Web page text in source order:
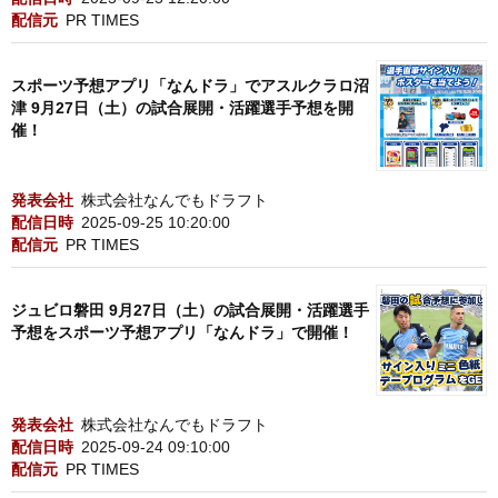
配信元 PR TIMES
スポーツ予想アプリ「なんドラ」でアスルクラロ沼
津 9月27日（土）の試合展開・活躍選手予想を開
催！
発表会社 株式会社なんでもドラフト
配信日時 2025-09-25 10:20:00
配信元 PR TIMES
ジュビロ磐田 9月27日（土）の試合展開・活躍選手
予想をスポーツ予想アプリ「なんドラ」で開催！
発表会社 株式会社なんでもドラフト
配信日時 2025-09-24 09:10:00
配信元 PR TIMES